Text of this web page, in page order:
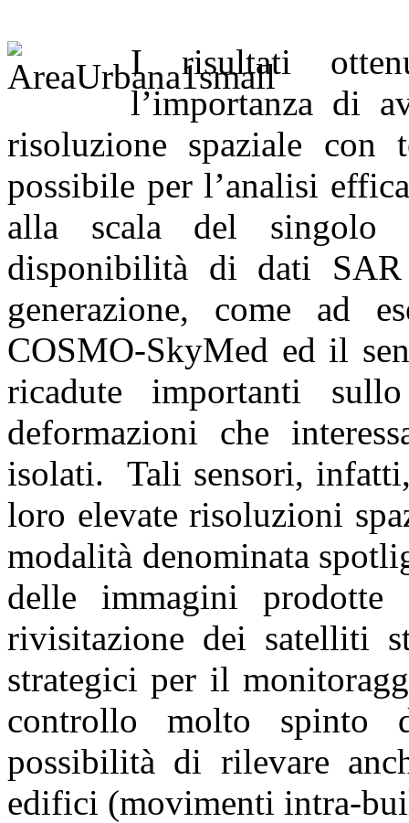
I risultati
l’importanza di
risoluzione spaziale
possibile per l’analisi
alla scala del
disponibilità di dati
generazione, come ad
COSMO-SkyMed ed il
ricadute importanti
deformazioni che
isolati. Tali sensori,
loro elevate risoluzioni
modalità denominata
delle immagini
rivisitazione dei satelliti
strategici per il
controllo molto spinto
possibilità di rilevare
edifici (movimenti intra-